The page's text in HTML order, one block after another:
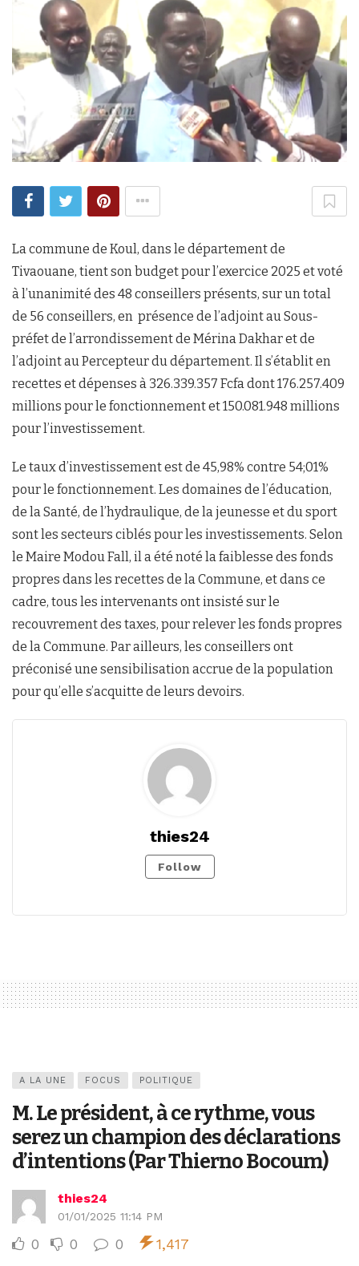
La commune de Koul, dans le département de
Tivaouane, tient son budget pour l’exercice 2025 et voté
à l’unanimité des 48 conseillers présents, sur un total
de 56 conseillers, en présence de l’adjoint au Sous-
préfet de l’arrondissement de Mérina Dakhar et de
l’adjoint au Percepteur du département. Il s’établit en
recettes et dépenses à 326.339.357 Fcfa dont 176.257.409
millions pour le fonctionnement et 150.081.948 millions
pour l’investissement.
Le taux d’investissement est de 45,98% contre 54;01%
pour le fonctionnement. Les domaines de l’éducation,
de la Santé, de l’hydraulique, de la jeunesse et du sport
sont les secteurs ciblés pour les investissements. Selon
le Maire Modou Fall, il a été noté la faiblesse des fonds
propres dans les recettes de la Commune, et dans ce
cadre, tous les intervenants ont insisté sur le
recouvrement des taxes, pour relever les fonds propres
de la Commune. Par ailleurs, les conseillers ont
préconisé une sensibilisation accrue de la population
pour qu’elle s’acquitte de leurs devoirs.
thies24
Follow
A LA UNE FOCUS POLITIQUE
M. Le président, à ce rythme, vous
serez un champion des déclarations
d’intentions (Par Thierno Bocoum)
thies24
01/01/2025 11:14 PM
0 0 0 1,417